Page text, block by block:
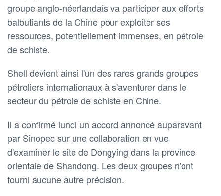
groupe anglo-néerlandais va participer aux efforts
balbutiants de la Chine pour exploiter ses
ressources, potentiellement immenses, en pétrole
de schiste.
Shell devient ainsi l'un des rares grands groupes
pétroliers internationaux à s'aventurer dans le
secteur du pétrole de schiste en Chine.
Il a confirmé lundi un accord annoncé auparavant
par Sinopec sur une collaboration en vue
d'examiner le site de Dongying dans la province
orientale de Shandong. Les deux groupes n'ont
fourni aucune autre précision.